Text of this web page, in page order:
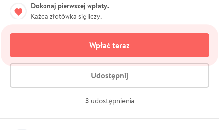
Dokonaj pierwszej wpłaty.
Każda złotówka się liczy.
Wpłać teraz
Udostępnij
3 udostępnienia